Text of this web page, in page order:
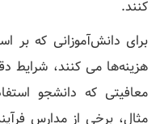
کنند.
برای دانش‌آموزانی که بر
هزینه‌ها می ‌کنند، شرایط
معافیتی که دانشجو